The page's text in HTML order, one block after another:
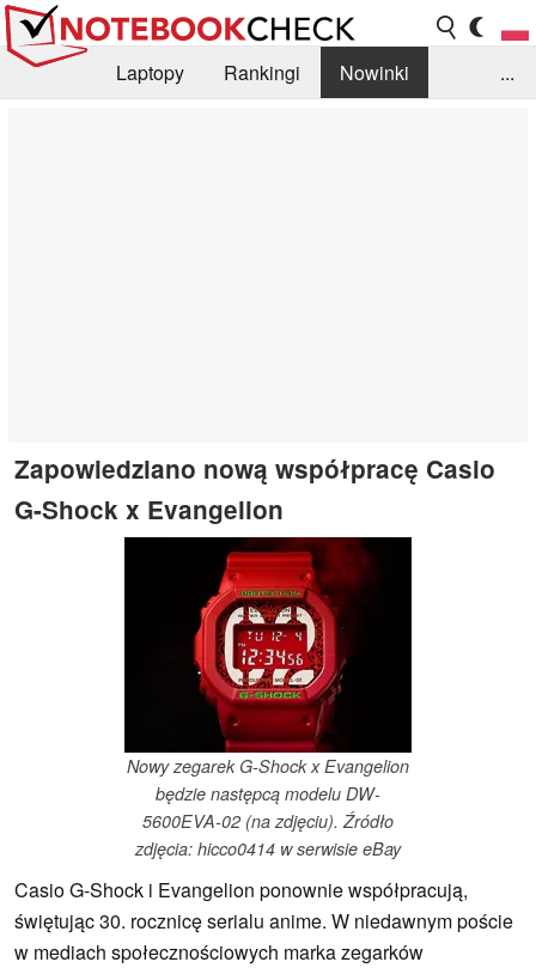
Laptopy Rankingi
Nowinki
...
Zapowiedziano nową współpracę Casio
G-Shock x Evangelion
Nowy zegarek G-Shock x Evangelion
będzie następcą modelu DW-
5600EVA-02 (na zdjęciu). Źródło
zdjęcia: hicco0414 w serwisie eBay
Casio G-Shock i Evangelion ponownie współpracują,
świętując 30. rocznicę serialu anime. W niedawnym poście
w mediach społecznościowych marka zegarków